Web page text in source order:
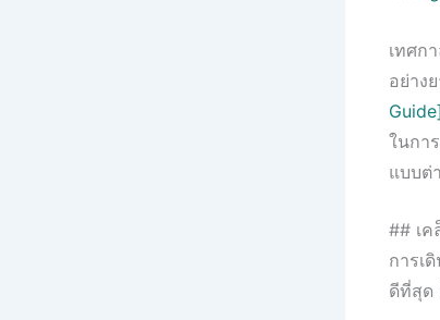
เทศก
อย่าง
Guide]
ในกา
แบบต่
## เ
การเ
ดีที่สุด